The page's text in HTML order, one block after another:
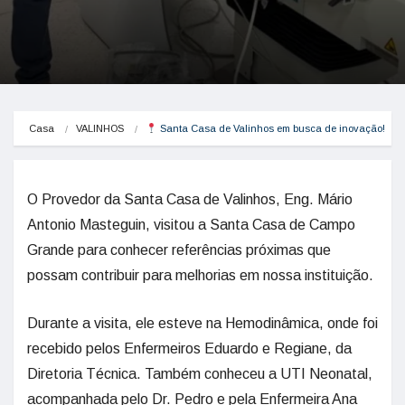
Casa VALINHOS Santa Casa de Valinhos em busca de inovação!
O Provedor da Santa Casa de Valinhos, Eng. Mário
Antonio Masteguin, visitou a Santa Casa de Campo
Grande para conhecer referências próximas que
possam contribuir para melhorias em nossa instituição.
Durante a visita, ele esteve na Hemodinâmica, onde foi
recebido pelos Enfermeiros Eduardo e Regiane, da
Diretoria Técnica. Também conheceu a UTI Neonatal,
acompanhada pelo Dr. Pedro e pela Enfermeira Ana